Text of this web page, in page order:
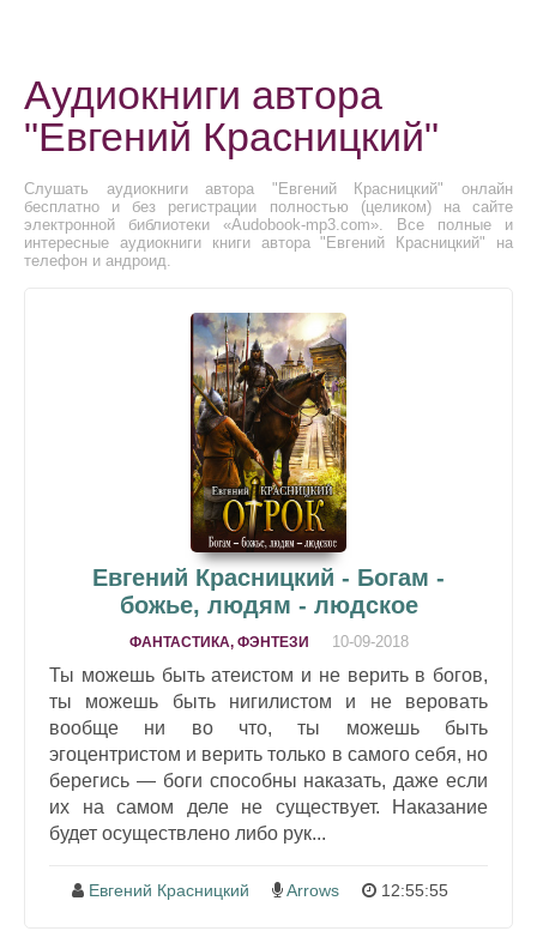
Аудиокниги автора
"Евгений Красницкий"
Слушать аудиокниги автора "Евгений Красницкий" онлайн
бесплатно и без регистрации полностью (целиком) на сайте
электронной библиотеки «Audobook-mp3.com». Все полные и
интересные аудиокниги книги автора "Евгений Красницкий" на
телефон и андроид.
Евгений Красницкий - Богам -
божье, людям - людское
ФАНТАСТИКА, ФЭНТЕЗИ 10-09-2018
Ты можешь быть атеистом и не верить в богов,
ты можешь быть нигилистом и не веровать
вообще ни во что, ты можешь быть
эгоцентристом и верить только в самого себя, но
берегись — боги способны наказать, даже если
их на самом деле не существует. Наказание
будет осуществлено либо рук...
Евгений Красницкий Arrows 12:55:55